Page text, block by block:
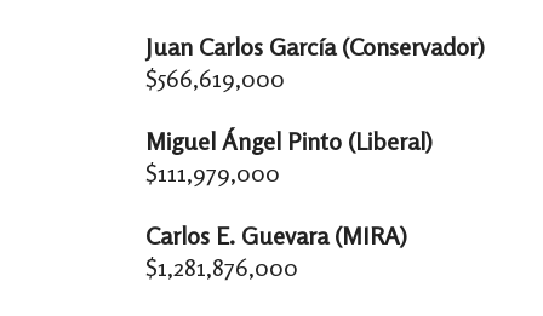
Juan Carlos García (Conservador)
$566,619,000
Miguel Ángel Pinto (Liberal)
$111,979,000
Carlos E. Guevara (MIRA)
$1,281,876,000